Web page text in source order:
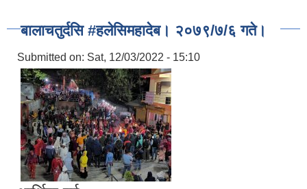
बालाचतुर्दसि #हलेसिमहादेब। २०७९/७/६ गते।
Submitted on: Sat, 12/03/2022 - 15:10